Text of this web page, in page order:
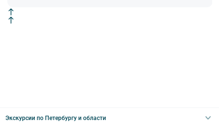
Экскурсии по Петербургу и области